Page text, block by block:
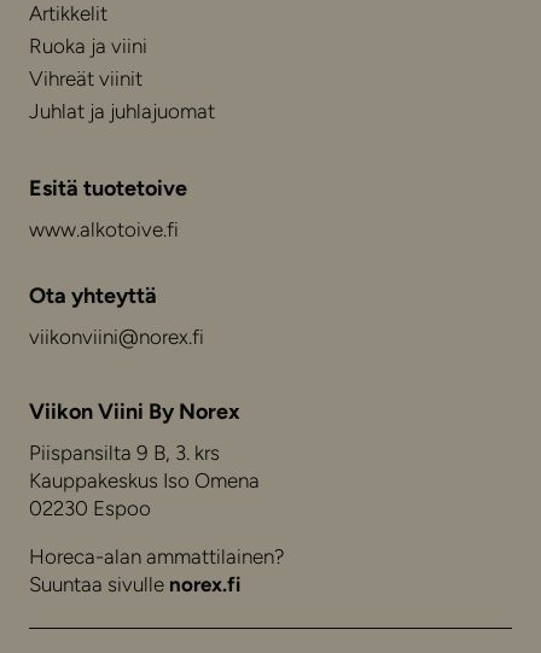
Artikkelit
Ruoka ja viini
Vihreät viinit
Juhlat ja juhlajuomat
Esitä tuotetoive
www.alkotoive.fi
Ota yhteyttä
viikonviini@norex.fi
Viikon Viini By Norex
Piispansilta 9 B, 3. krs
Kauppakeskus Iso Omena
02230 Espoo
Horeca-alan ammattilainen?
Suuntaa sivulle norex.fi